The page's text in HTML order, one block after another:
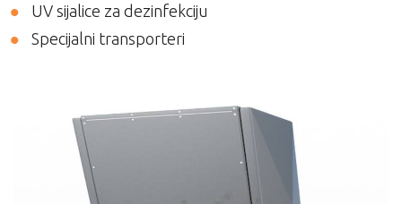
UV sijalice za dezinfekciju
Specijalni transporteri